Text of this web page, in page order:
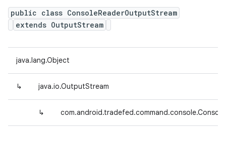
public class ConsoleReaderOutputStream
extends OutputStream
java.lang.Object
↳ java.io.OutputStream
↳